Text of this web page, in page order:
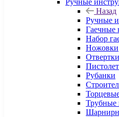
Ручные
Назад
Ручные
Гаечные
Набор
Ножовки
Отвертки
Рубанки
Трубные